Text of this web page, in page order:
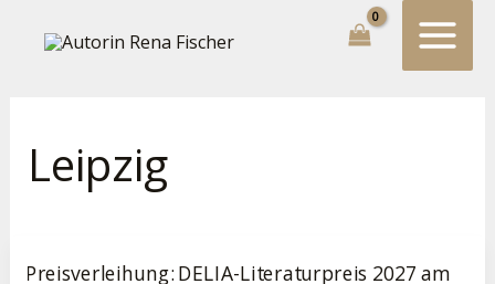
Inhalt
Leipzig
Leipziger